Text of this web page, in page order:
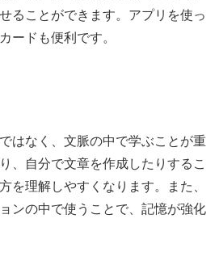
ることができます。アプリを使っ
ードも便利です。
はなく、文脈の中で学ぶことが重
、自分で文章を作成したりするこ
を理解しやすくなります。また、
ンの中で使うことで、記憶が強化